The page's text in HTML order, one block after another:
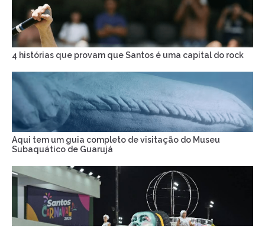
4 histórias que provam que Santos é uma capital do rock
Aqui tem um guia completo de visitação do Museu
Subaquático de Guarujá